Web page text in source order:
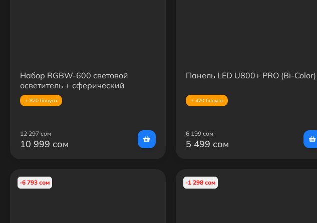
Набор RGBW-600 световой
осветитель + сферический
октобокс + усиленная стойка
+ 820 бонуса
12 297 сом
10 999 сом
Панель LED U800+ PRO (Bi-Color)
+ 420 бонуса
6 199 сом
5 499 сом
-6 793 сом -1 298 сом